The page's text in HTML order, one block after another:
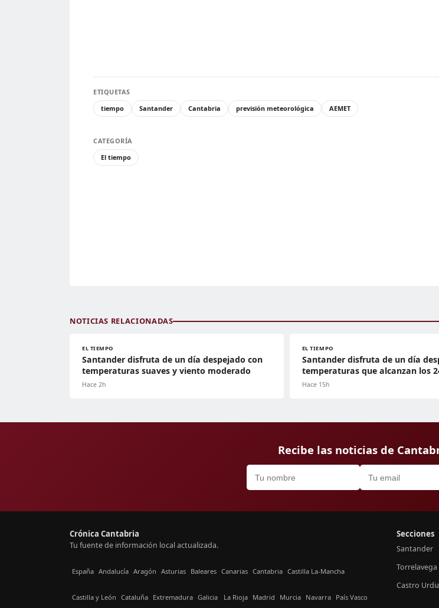
ETIQUETAS
tiempo
Santander Cantabria previsión meteorológica AEMET
CATEGORÍA
El tiempo
NOTICIAS RELACIONADAS
EL TIEMPO
Santander disfruta de un día despejado con
temperaturas suaves y viento moderado
Hace 2h
EL TIEMPO
Santander disfruta de un día
temperaturas que alcanzan los
Hace 15h
Recibe las noticias de
Crónica Cantabria
Tu fuente de información local actualizada.
España Andalucía Aragón Asturias Baleares Canarias Cantabria Castilla La-Mancha
Castilla y León Cataluña Extremadura Galicia La Rioja Madrid Murcia Navarra País Vasco
Secciones
Santander
Torrelavega
Castro